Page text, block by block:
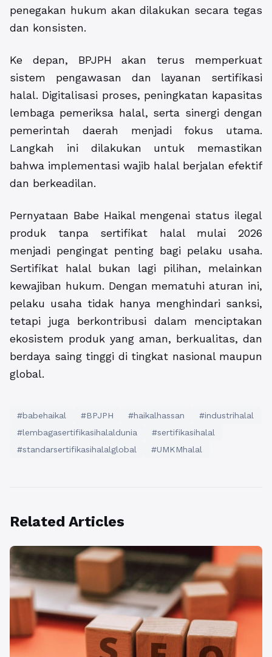
penegakan hukum akan dilakukan secara tegas
dan konsisten.
Ke depan, BPJPH akan terus memperkuat
sistem pengawasan dan layanan sertifikasi
halal. Digitalisasi proses, peningkatan kapasitas
lembaga pemeriksa halal, serta sinergi dengan
pemerintah daerah menjadi fokus utama.
Langkah ini dilakukan untuk memastikan
bahwa implementasi wajib halal berjalan efektif
dan berkeadilan.
Pernyataan Babe Haikal mengenai status ilegal
produk tanpa sertifikat halal mulai 2026
menjadi pengingat penting bagi pelaku usaha.
Sertifikat halal bukan lagi pilihan, melainkan
kewajiban hukum. Dengan mematuhi aturan ini,
pelaku usaha tidak hanya menghindari sanksi,
tetapi juga berkontribusi dalam menciptakan
ekosistem produk yang aman, berkualitas, dan
berdaya saing tinggi di tingkat nasional maupun
global.
#babehaikal #BPJPH #haikalhassan
#industrihalal
#lembagasertifikasihalaldunia
#sertifikasihalal
#standarsertifikasihalalglobal
#UMKMhalal
Related Articles